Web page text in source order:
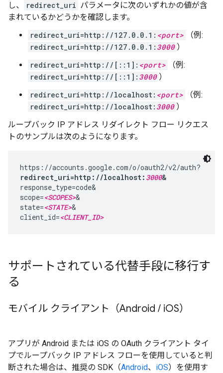
し、
redirect_uri パラメータに次のいずれかの値が含
まれているかどうかを確認します。
redirect_uri=http://127.0.0.1: <port>
（例:
redirect_uri=http://127.0.0.1: 3000 ）
redirect_uri=http://[::1]: <port>
（例:
redirect_uri=http://[::1]: 3000 ）
redirect_uri=http://localhost: <port>
（例:
redirect_uri=http://localhost: 3000 ）
ループバック IP アドレス リダイレクト フロー リクエス
トのサンプルは次のようになります。
redirect_uri=http://localhost: 3000&
response_type=code&
scope=<SCOPES>&
state=<STATE>&
client_id=<CLIENT_ID>
サポートされている代替手段に移行す
る
モバイル クライアント（Android / iOS）
アプリが Android または iOS の OAuth クライアント タイ
プでループバック IP アドレス フローを使用していると判
断された場合は、推奨の SDK（Android、 iOS）を使用す